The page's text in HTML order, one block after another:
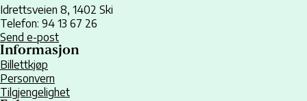
Idrettsveien 8, 1402 Ski
Telefon: 94 13 67 26
Send e-post
Informasjon
Billettkjøp
Personvern
Tilgjengelighet